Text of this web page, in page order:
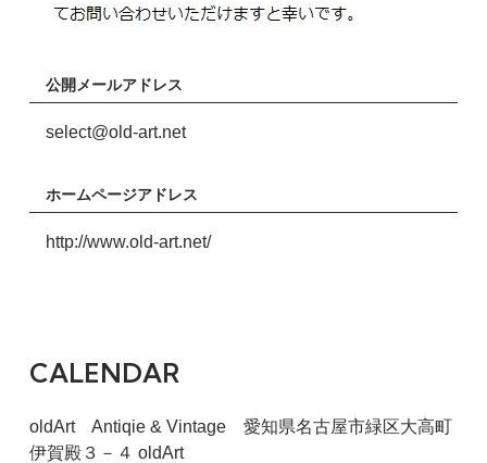
公開メールアドレス
select@old-art.net
ホームページアドレス
http://www.old-art.net/
CALENDAR
oldArt Antiqie & Vintage 愛知県名古屋市緑区大高町
伊賀殿３－４ oldArt